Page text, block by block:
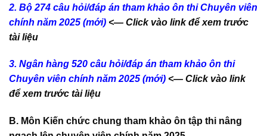
2. Bộ 274 câu hỏi/đáp án tham khảo ôn thi Chuyên viên
chính năm 2025 (mới) <— Click vào link để xem trước
tài liệu
3. Ngân hàng 520 câu hỏi/đáp án tham khảo ôn thi
Chuyên viên chính năm 2025 (mới) <— Click vào link
để xem trước tài liệu
B. Môn Kiến chức chung tham khảo ôn tập thi nâng